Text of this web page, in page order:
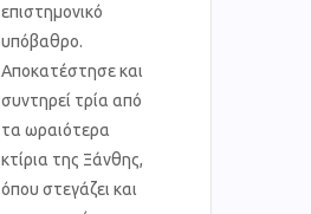
επιστημονικό
υπόβαθρο.
Αποκατέστησε και
συντηρεί τρία από
τα ωραιότερα
κτίρια της Ξάνθης,
όπου στεγάζει και